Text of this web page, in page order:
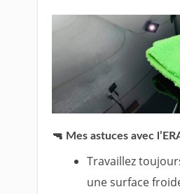
🔫 Mes astuces avec
Travaillez
une surface